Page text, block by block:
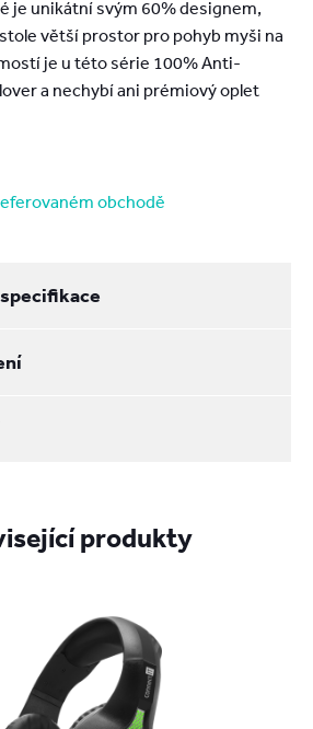
je unikátní svým 60% designem,
větší prostor pro pohyb myši na
je u této série 100% Anti-
a nechybí ani prémiový oplet
obchodě
produkty